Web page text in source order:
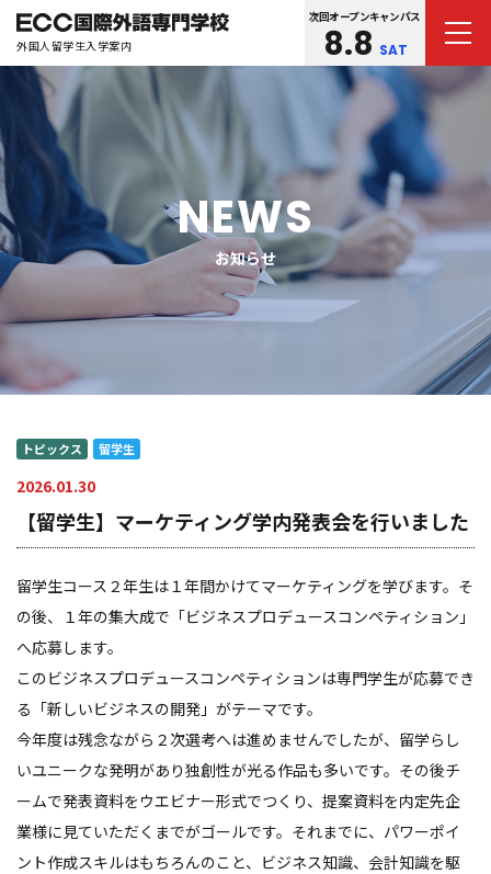
外国人留学生入学案内
次回オープンキャンパス
8.8 SAT
NEWS
お知らせ
トピックス 留学生
2026.01.30
【留学生】マーケティング学内発表会を行いました
留学生コース２年生は１年間かけてマーケティングを学びます。そ
の後、１年の集大成で「ビジネスプロデュースコンペティション」
へ応募します。
このビジネスプロデュースコンペティションは専門学生が応募でき
る「新しいビジネスの開発」がテーマです。
今年度は残念ながら２次選考へは進めませんでしたが、留学らし
いユニークな発明があり独創性が光る作品も多いです。その後チ
ームで発表資料をウエビナー形式でつくり、提案資料を内定先企
業様に見ていただくまでがゴールです。それまでに、パワーポイ
ント作成スキルはもちろんのこと、ビジネス知識、会計知識を駆